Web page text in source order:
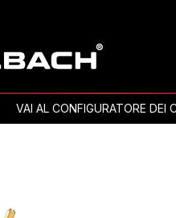
VAI AL CONFIGURATORE DEI